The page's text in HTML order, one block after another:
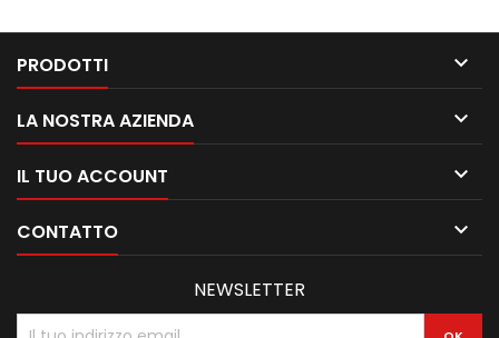
PRODOTTI 
LA NOSTRA AZIENDA 
IL TUO ACCOUNT 
CONTATTO 
NEWSLETTER